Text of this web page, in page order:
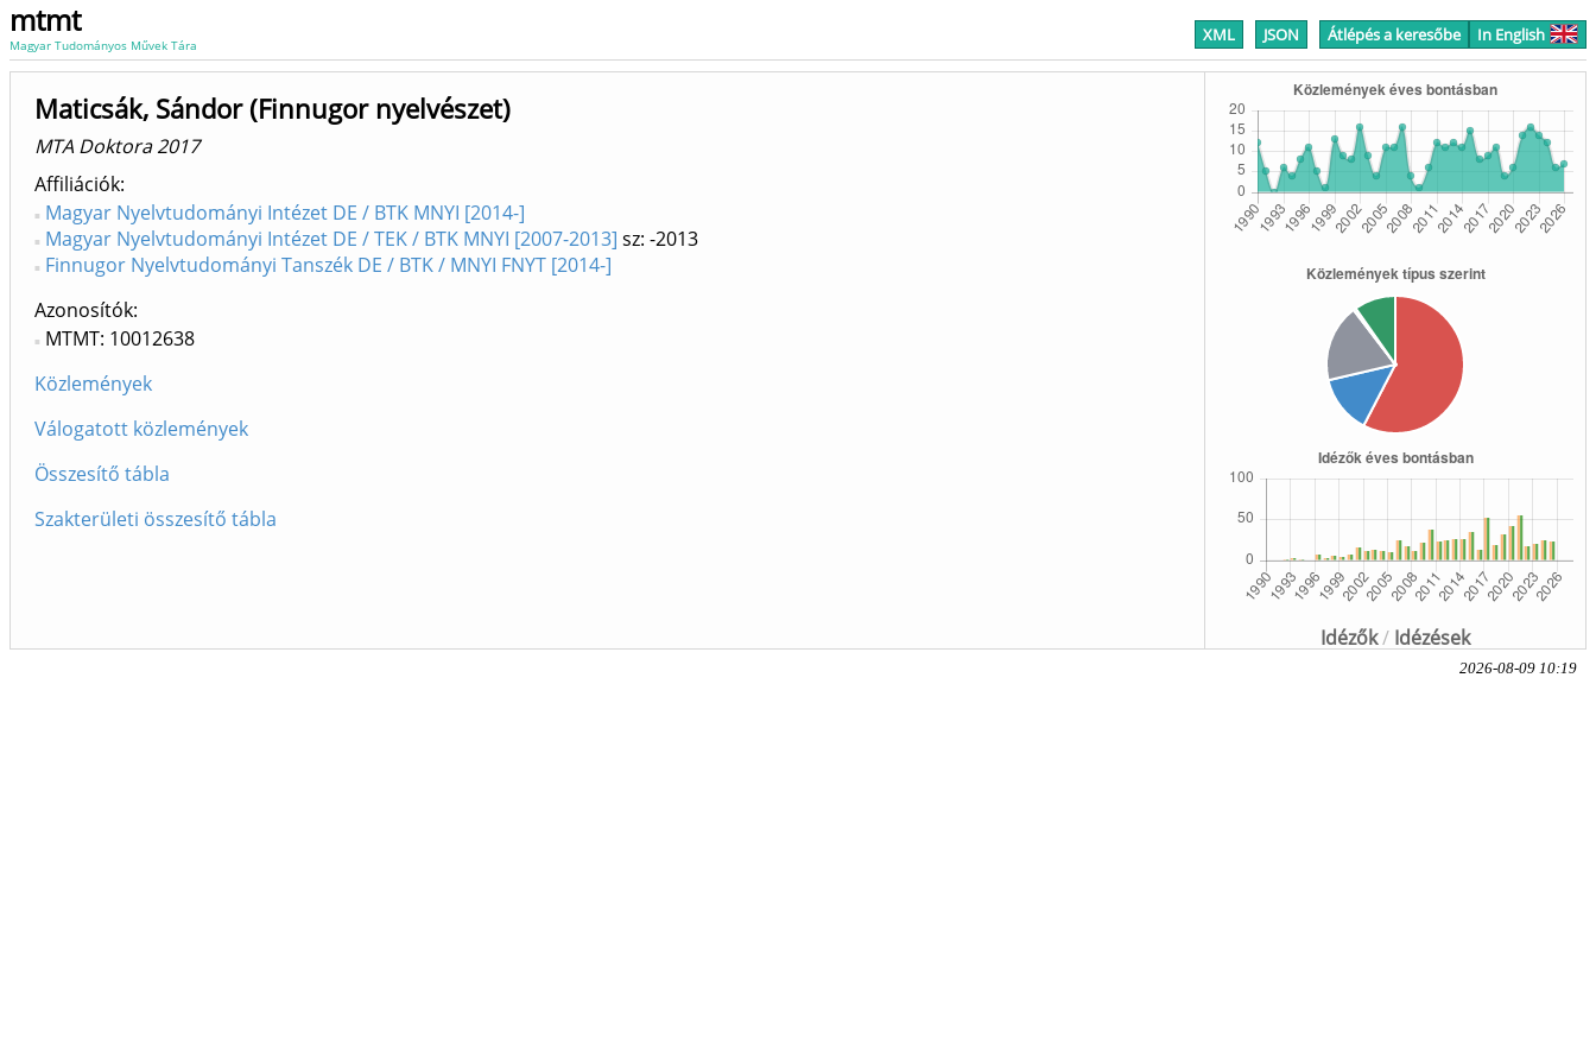
mtmt
Magyar Tudományos Művek Tára XML JSON Átlépés a keresőbe In English
Idézők/ Idézések
Maticsák, Sándor (Finnugor nyelvészet)
MTA Doktora 2017
Affiliációk
Magyar Nyelvtudományi Intézet DE / BTK MNYI [2014-]
Magyar Nyelvtudományi Intézet DE / TEK / BTK MNYI [2007-2013] sz: -2013
Finnugor Nyelvtudományi Tanszék DE / BTK / MNYI FNYT [2014-]
Azonosítók
MTMT: 10012638
Közlemények
Válogatott közlemények
Összesítő tábla
Szakterületi összesítő tábla
2026-08-09 10:19